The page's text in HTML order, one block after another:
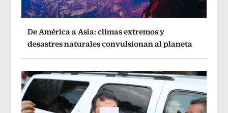
De América a Asia: climas extremos y
desastres naturales convulsionan al planeta